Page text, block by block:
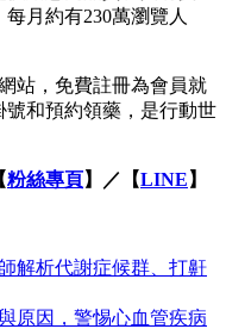
月約有230萬瀏覽人
站，免費註冊為會員就
和預約領藥，是行動世
粉絲專頁】／【LINE 】
解析代謝症候群、打鼾
原因，警惕心血管疾病